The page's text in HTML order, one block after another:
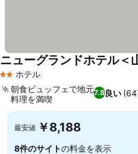
2 ホテルのランク
ホテル
ニューグランドホテル＜
7.8良い
朝食ビュッフェで地元
料理を満喫
最安値 ￥8,188
8件のサイトの料金を表示